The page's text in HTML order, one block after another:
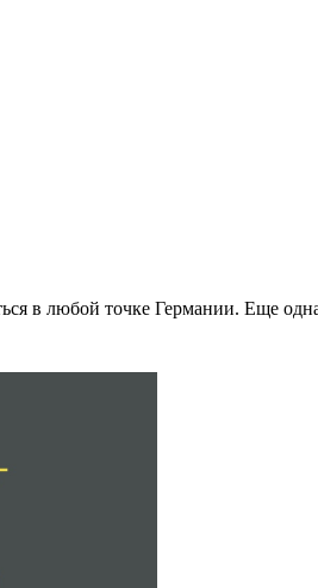
в любой точке Германии. Еще